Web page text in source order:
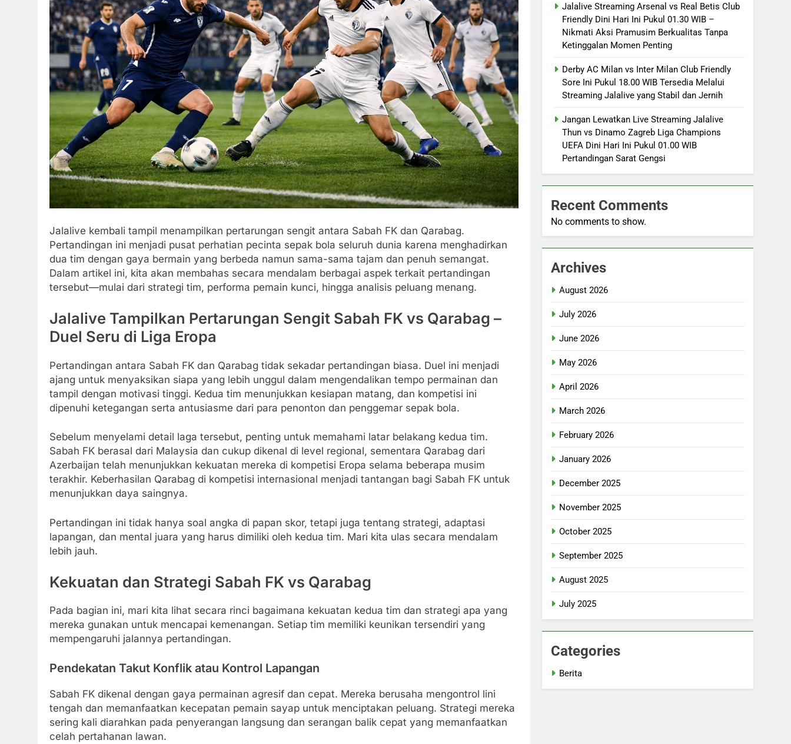
Jalalive kembali tampil menampilkan pertarungan sengit antara Sabah FK dan Qarabag.
Pertandingan ini menjadi pusat perhatian pecinta sepak bola seluruh dunia karena menghadirkan
dua tim dengan gaya bermain yang berbeda namun sama-sama tajam dan penuh semangat.
Dalam artikel ini, kita akan membahas secara mendalam berbagai aspek terkait pertandingan
tersebut—mulai dari strategi tim, performa pemain kunci, hingga analisis peluang menang.
Jalalive Tampilkan Pertarungan Sengit Sabah FK vs Qarabag –
Duel Seru di Liga Eropa
Pertandingan antara Sabah FK dan Qarabag tidak sekadar pertandingan biasa. Duel ini menjadi
ajang untuk menyaksikan siapa yang lebih unggul dalam mengendalikan tempo permainan dan
tampil dengan motivasi tinggi. Kedua tim menunjukkan kesiapan matang, dan kompetisi ini
dipenuhi ketegangan serta antusiasme dari para penonton dan penggemar sepak bola.
Sebelum menyelami detail laga tersebut, penting untuk memahami latar belakang kedua tim.
Sabah FK berasal dari Malaysia dan cukup dikenal di level regional, sementara Qarabag dari
Azerbaijan telah menunjukkan kekuatan mereka di kompetisi Eropa selama beberapa musim
terakhir. Keberhasilan Qarabag di kompetisi internasional menjadi tantangan bagi Sabah FK untuk
menunjukkan daya saingnya.
Pertandingan ini tidak hanya soal angka di papan skor, tetapi juga tentang strategi, adaptasi
lapangan, dan mental juara yang harus dimiliki oleh kedua tim. Mari kita ulas secara mendalam
lebih jauh.
Kekuatan dan Strategi Sabah FK vs Qarabag
Pada bagian ini, mari kita lihat secara rinci bagaimana kekuatan kedua tim dan strategi apa yang
mereka gunakan untuk mencapai kemenangan. Setiap tim memiliki keunikan tersendiri yang
mempengaruhi jalannya pertandingan.
Pendekatan Takut Konflik atau Kontrol Lapangan
Sabah FK dikenal dengan gaya permainan agresif dan cepat. Mereka berusaha mengontrol lini
tengah dan memanfaatkan kecepatan pemain sayap untuk menciptakan peluang. Strategi mereka
sering kali diarahkan pada penyerangan langsung dan serangan balik cepat yang memanfaatkan
celah pertahanan lawan.
Jalalive Streaming Arsenal vs Real Betis Club
Friendly Dini Hari Ini Pukul 01.30 WIB –
Nikmati Aksi Pramusim Berkualitas Tanpa
Ketinggalan Momen Penting
Derby AC Milan vs Inter Milan Club Friendly
Sore Ini Pukul 18.00 WIB Tersedia Melalui
Streaming Jalalive yang Stabil dan Jernih
Jangan Lewatkan Live Streaming Jalalive
Thun vs Dinamo Zagreb Liga Champions
UEFA Dini Hari Ini Pukul 01.00 WIB
Pertandingan Sarat Gengsi
Recent Comments
No comments to show.
Archives
August 2026
July 2026
June 2026
May 2026
April 2026
March 2026
February 2026
January 2026
December 2025
November 2025
October 2025
September 2025
August 2025
July 2025
Categories
Berita